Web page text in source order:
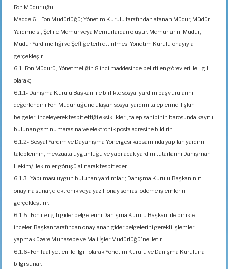
Fon Müdürlüğü :
Madde 6 – Fon Müdürlüğü; Yönetim Kurulu tarafından atanan Müdür, Müdür
Yardımcısı, Şef ile Memur veya Memurlardan oluşur. Memurların, Müdür,
Müdür Yardımcılığı ve Şefliğe terfi ettirilmesi Yönetim Kurulu onayıyla
gerçekleşir.
6.1- Fon Müdürü, Yönetmeliğin 8 inci maddesinde belirtilen görevleri ile ilgili
olarak;
6.1.1- Danışma Kurulu Başkanı ile birlikte sosyal yardım başvurularını
değerlendirir Fon Müdürlüğüne ulaşan sosyal yardım taleplerine ilişkin
belgeleri inceleyerek tespit ettiği eksiklikleri, talep sahibinin barosunda kayıtlı
bulunan gsm numarasına ve elektronik posta adresine bildirir.
6.1.2- Sosyal Yardım ve Dayanışma Yönergesi kapsamında yapılan yardım
taleplerinin, mevzuata uygunluğu ve yapılacak yardım tutarlarını Danışman
Hekim/Hekimler görüşü alınarak tespit eder.
6.1.3- Yapılması uygun bulunan yardımları; Danışma Kurulu Başkanının
onayına sunar, elektronik veya yazılı onay sonrası ödeme işlemlerini
gerçekleştirir.
6.1.5- Fon ile ilgili gider belgelerini Danışma Kurulu Başkanı ile birlikte
inceler, Başkan tarafından onaylanan gider belgelerini gerekli işlemleri
yapmak üzere Muhasebe ve Mali İşler Müdürlüğü’ne iletir.
6.1.6- Fon faaliyetleri ile ilgili olarak Yönetim Kurulu ve Danışma Kuruluna
bilgi sunar.